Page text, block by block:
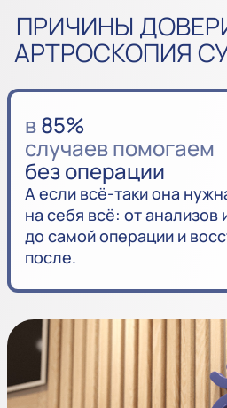
ПРИЧИНЫ
АРТРОСКОПИЯ
в85%
случаев помогаем
без операции
А если всё-таки она
на себя всё: от анализов
до самой операции и
после.